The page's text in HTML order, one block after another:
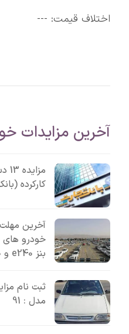
اختلاف قیمت: ---
آخرین مزایدات
کارکرده
خودرو های
بنز e240 و c240، کیا سراتو، نیسان
مدل : 91